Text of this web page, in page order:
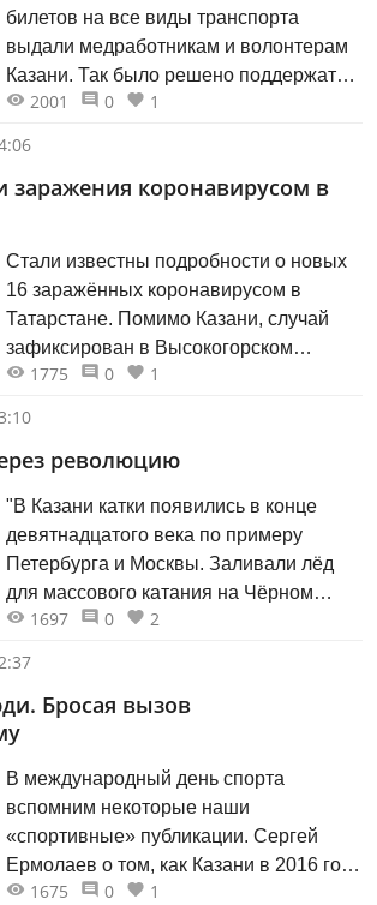
билетов на все виды транспорта
выдали медработникам и волонтерам
Казани. Так было решено поддержать
наших медиков, которые работают
2001 0
1
заражения коронавирусом в
Стали известны подробности о новых
16 заражённых коронавирусом в
Татарстане. Помимо Казани, случай
зафиксирован в Высокогорском
районе.
1775 0
1
революцию
"В Казани катки появились в конце
девятнадцатого века по примеру
Петербурга и Москвы. Заливали лёд
для массового катания на Чёрном
озере и Кабане, в Панаевском саду.
приглашения покататься на коньках.."
1697 0
2
Бросая вызов
В международный день спорта
вспомним некоторые наши
«спортивные» публикации. Сергей
Ермолаев о том, как Казани в 2016 году
впервые проходил этап кубка России
1675 0
1